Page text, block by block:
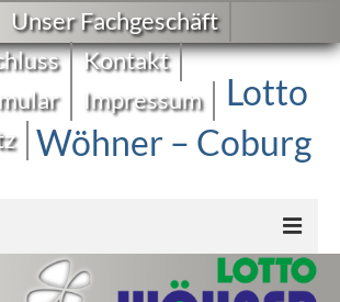
Unser Fachgeschäft
Kontakt
Impressum
Lotto
Wöhner – Coburg